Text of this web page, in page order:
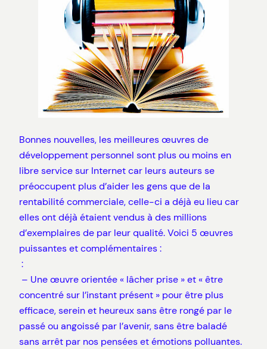
Bonnes nouvelles, les meilleures œuvres de
développement personnel sont plus ou moins en
libre service sur Internet car leurs auteurs se
préoccupent plus d’aider les gens que de la
rentabilité commerciale, celle-ci a déjà eu lieu car
elles ont déjà étaient vendus à des millions
d’exemplaires de par leur qualité. Voici 5 œuvres
puissantes et complémentaires :
:
– Une œuvre orientée « lâcher prise » et « être
concentré sur l’instant présent » pour être plus
efficace, serein et heureux sans être rongé par le
passé ou angoissé par l’avenir, sans être baladé
sans arrêt par nos pensées et émotions polluantes.